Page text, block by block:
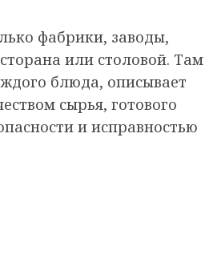
фабрики, заводы,
или столовой. Там
блюда, описывает
сырья, готового
и исправностью